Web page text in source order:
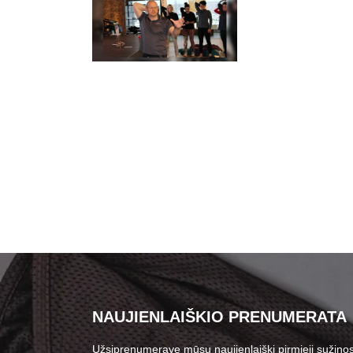
NAUJIENLAIŠKIO PRENUMERATA
Užsiprenumeravę mūsų naujienlaiškį pirmieji